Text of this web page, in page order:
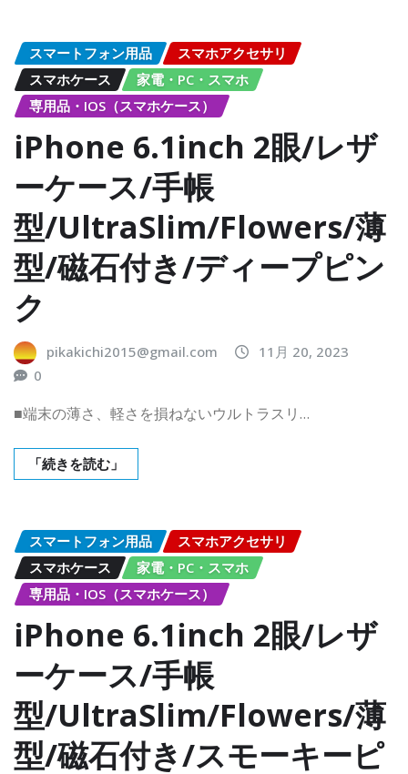
スマートフォン用品
スマホアクセサリ
スマホケース
家電・PC・スマホ
専用品・IOS（スマホケース）
iPhone 6.1inch 2眼/レザ
ーケース/手帳
型/UltraSlim/Flowers/薄
型/磁石付き/ディープピン
ク
pikakichi2015@gmail.com
11月 20, 2023
0
■端末の薄さ、軽さを損ねないウルトラスリ…
「続きを読む」
スマートフォン用品
スマホアクセサリ
スマホケース
家電・PC・スマホ
専用品・IOS（スマホケース）
iPhone 6.1inch 2眼/レザ
ーケース/手帳
型/UltraSlim/Flowers/薄
型/磁石付き/スモーキーピ